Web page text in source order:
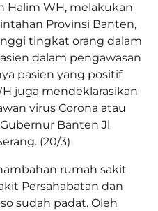
Halim WH, melakukan
Provinsi Banten,
tingkat orang dalam
dalam pengawasan
pasien yang positif
juga mendeklarasikan
virus Corona atau
Banten Jl
(20/3)
rumah sakit
Persahabatan dan
sudah padat. Oleh